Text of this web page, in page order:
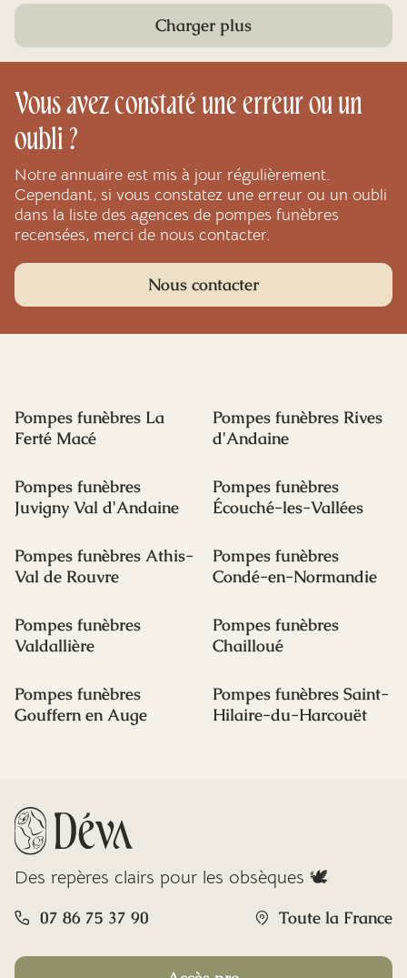
Charger plus
Vous avez constaté une erreur ou un
oubli ?
Notre annuaire est mis à jour régulièrement.
Cependant, si vous constatez une erreur ou un oubli
dans la liste des agences de pompes funèbres
recensées, merci de nous contacter.
Nous contacter
Pompes funèbres La
Ferté Macé
Pompes funèbres Rives
d'Andaine
Pompes funèbres
Juvigny Val d'Andaine
Pompes funèbres
Écouché-les-Vallées
Pompes funèbres Athis-
Val de Rouvre
Pompes funèbres
Condé-en-Normandie
Pompes funèbres
Valdallière
Pompes funèbres
Chailloué
Pompes funèbres
Gouffern en Auge
Pompes funèbres Saint-
Hilaire-du-Harcouët
Des repères clairs pour les obsèques 🕊️
07 86 75 37 90 Toute la France